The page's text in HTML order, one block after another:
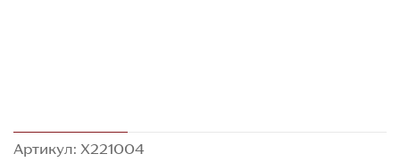
Артикул: X221004